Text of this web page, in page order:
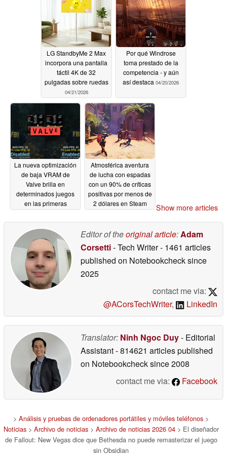
"Es sobre todo
arbitrario"04/28/2026
LG StandbyMe 2 Max
incorpora una pantalla
táctil 4K de 32
pulgadas sobre ruedas
04/21/2026
Por qué Windrose
toma prestado de la
competencia - y aún
así destaca 04/20/2026
La nueva optimización
de baja VRAM de
Valve brilla en
determinados juegos
en las primeras
Atmosférica aventura
de lucha con espadas
con un 90% de críticas
positivas por menos de
2 dólares en Steam
Show more articles
Editor of theoriginal article:Adam
Corsetti- Tech Writer- 1461 articles
published on Notebookchecksince
2025
contact me via:
@ACorsTechWriter, LinkedIn
Translator: Ninh Ngoc Duy- Editorial
Assistant- 814621 articles published
on Notebookchecksince 2008
contact me via:
Facebook
> Análisis y pruebas de ordenadores portátiles y móviles teléfonos >
Noticias> Archivo de noticias> Archivo de noticias 2026 04> El diseñador
de Fallout: New Vegas dice que Bethesda no puede remasterizar el juego
sin Obsidian